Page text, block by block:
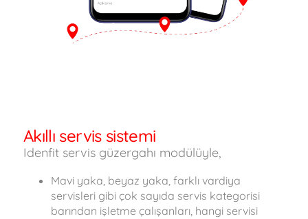
Akıllı servis sistemi
Idenfit servis güzergahı modülüyle,
Mavi yaka, beyaz yaka, farklı vardiya
servisleri gibi çok sayıda servis kategorisi
barından işletme çalışanları, hangi servisi